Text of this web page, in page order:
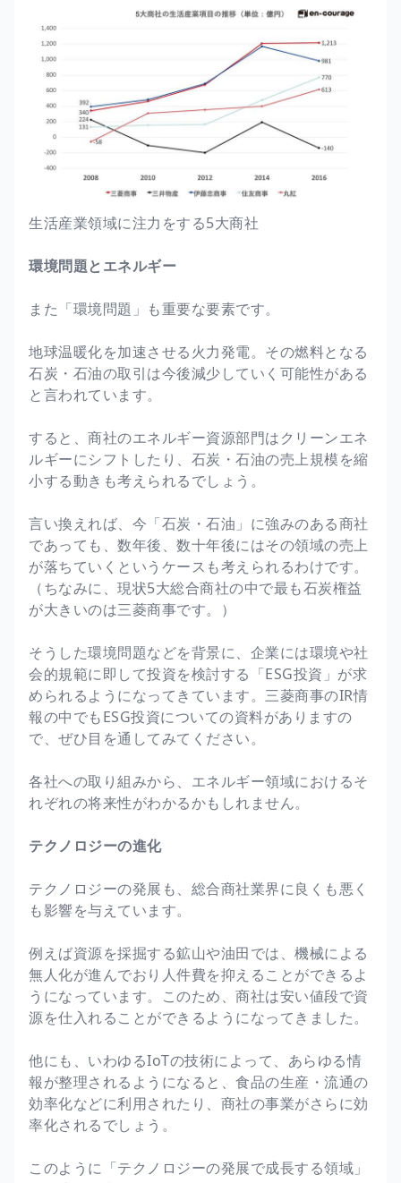
生活産業領域に注力をする5大商社
環境問題とエネルギー
また「環境問題」も重要な要素です。
地球温暖化を加速させる火力発電。その燃料となる
石炭・石油の取引は今後減少していく可能性がある
と言われています。
すると、商社のエネルギー資源部門はクリーンエネ
ルギーにシフトしたり、石炭・石油の売上規模を縮
小する動きも考えられるでしょう。
言い換えれば、今「石炭・石油」に強みのある商社
であっても、数年後、数十年後にはその領域の売上
が落ちていくというケースも考えられるわけです。
（ちなみに、現状5大総合商社の中で最も石炭権益
が大きいのは三菱商事です。）
そうした環境問題などを背景に、企業には環境や社
会的規範に即して投資を検討する「ESG投資」が求
められるようになってきています。三菱商事のIR情
報の中でもESG投資についての資料がありますの
で、ぜひ目を通してみてください。
各社への取り組みから、エネルギー領域におけるそ
れぞれの将来性がわかるかもしれません。
テクノロジーの進化
テクノロジーの発展も、総合商社業界に良くも悪く
も影響を与えています。
例えば資源を採掘する鉱山や油田では、機械による
無人化が進んでおり人件費を抑えることができるよ
うになっています。このため、商社は安い値段で資
源を仕入れることができるようになってきました。
他にも、いわゆるIoTの技術によって、あらゆる情
報が整理されるようになると、食品の生産・流通の
効率化などに利用されたり、商社の事業がさらに効
率化されるでしょう。
このように「テクノロジーの発展で成長する領域」